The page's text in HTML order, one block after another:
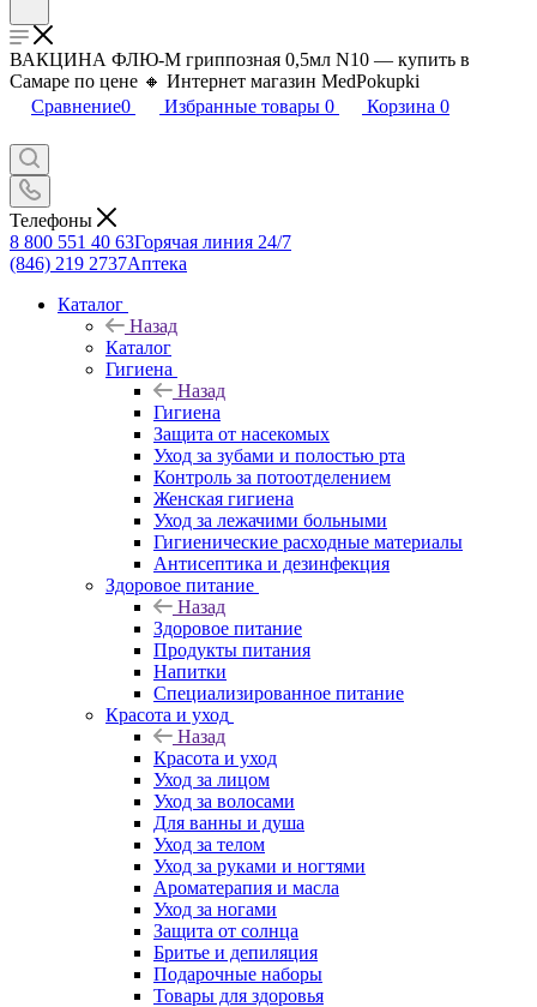
ВАКЦИНА ФЛЮ-М гриппозная 0,5мл N10 — купить в
Самаре по цене 🔸 Интернет магазин MedPokupki
Сравнение0 Избранные товары 0 Корзина 0
Телефоны
8 800 551 40 63Горячая линия 24/7
(846) 219 2737Аптека
Каталог
Назад
Каталог
Гигиена
Назад
Гигиена
Защита от насекомых
Уход за зубами и полостью рта
Контроль за потоотделением
Женская гигиена
Уход за лежачими больными
Гигиенические расходные материалы
Антисептика и дезинфекция
Здоровое питание
Назад
Здоровое питание
Продукты питания
Напитки
Специализированное питание
Красота и уход
Назад
Красота и уход
Уход за лицом
Уход за волосами
Для ванны и душа
Уход за телом
Уход за руками и ногтями
Ароматерапия и масла
Уход за ногами
Защита от солнца
Бритье и депиляция
Подарочные наборы
Товары для здоровья